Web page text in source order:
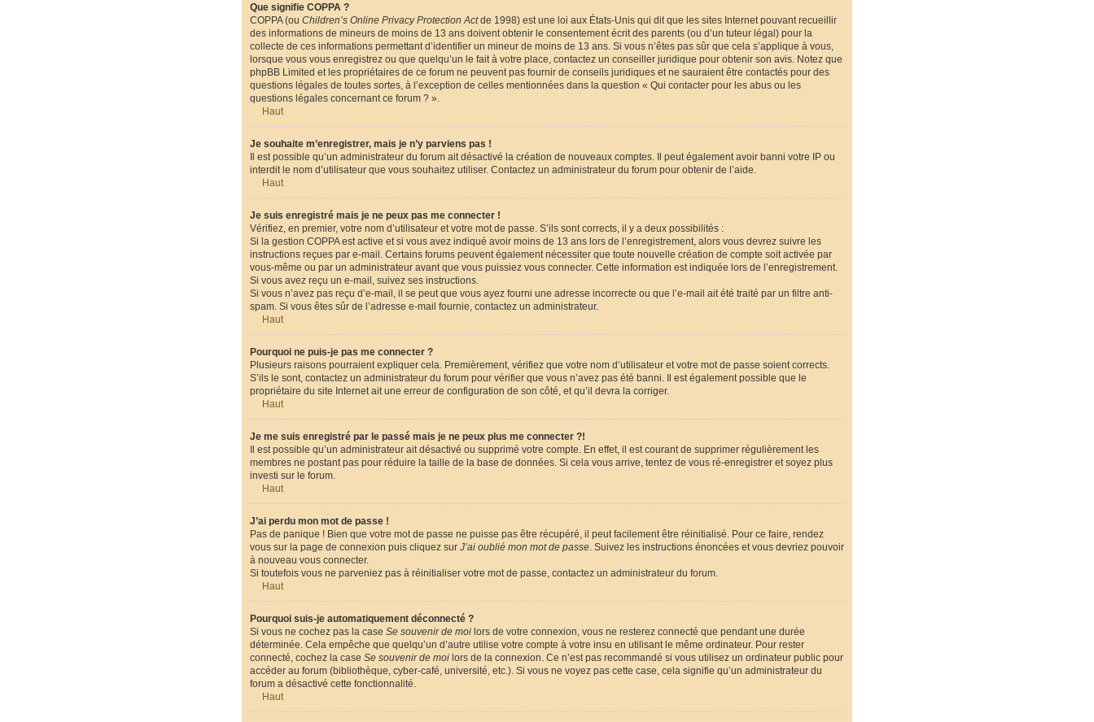
Que signifie COPPA ?
COPPA (ou Children’s Online Privacy Protection Actde 1998) est une loi aux États-Unis qui dit que les sites Internet pouvant recueillir
des informations de mineurs de moins de 13 ans doivent obtenir le consentement écrit des parents (ou d’un tuteur légal) pour la
collecte de ces informations permettant d’identifier un mineur de moins de 13 ans. Si vous n’êtes pas sûr que cela s’applique à vous,
lorsque vous vous enregistrez ou que quelqu’un le fait à votre place, contactez un conseiller juridique pour obtenir son avis. Notez que
phpBB Limited et les propriétaires de ce forum ne peuvent pas fournir de conseils juridiques et ne sauraient être contactés pour des
questions légales de toutes sortes, à l’exception de celles mentionnées dans la question « Qui contacter pour les abus ou les
questions légales concernant ce forum ? ».
Haut
Je souhaite m’enregistrer, mais je n’y parviens pas !
Il est possible qu’un administrateur du forum ait désactivé la création de nouveaux comptes. Il peut également avoir banni votre IP ou
interdit le nom d’utilisateur que vous souhaitez utiliser. Contactez un administrateur du forum pour obtenir de l’aide.
Haut
Je suis enregistré mais je ne peux pas me connecter !
Vérifiez, en premier, votre nom d’utilisateur et votre mot de passe. S’ils sont corrects, il y a deux possibilités :
Si la gestion COPPA est active et si vous avez indiqué avoir moins de 13 ans lors de l’enregistrement, alors vous devrez suivre les
instructions reçues par e-mail. Certains forums peuvent également nécessiter que toute nouvelle création de compte soit activée par
vous-même ou par un administrateur avant que vous puissiez vous connecter. Cette information est indiquée lors de l’enregistrement.
Si vous avez reçu un e-mail, suivez ses instructions.
Si vous n’avez pas reçu d’e-mail, il se peut que vous ayez fourni une adresse incorrecte ou que l’e-mail ait été traité par un filtre anti-
spam. Si vous êtes sûr de l’adresse e-mail fournie, contactez un administrateur.
Haut
Pourquoi ne puis-je pas me connecter ?
Plusieurs raisons pourraient expliquer cela. Premièrement, vérifiez que votre nom d’utilisateur et votre mot de passe soient corrects.
S’ils le sont, contactez un administrateur du forum pour vérifier que vous n’avez pas été banni. Il est également possible que le
propriétaire du site Internet ait une erreur de configuration de son côté, et qu’il devra la corriger.
Haut
Je me suis enregistré par le passé mais je ne peux plus me connecter ?!
Il est possible qu’un administrateur ait désactivé ou supprimé votre compte. En effet, il est courant de supprimer régulièrement les
membres ne postant pas pour réduire la taille de la base de données. Si cela vous arrive, tentez de vous ré-enregistrer et soyez plus
investi sur le forum.
Haut
J’ai perdu mon mot de passe !
Pas de panique ! Bien que votre mot de passe ne puisse pas être récupéré, il peut facilement être réinitialisé. Pour ce faire, rendez
vous sur la page de connexion puis cliquez sur J’ai oublié mon mot de passe . Suivez les instructions énoncées et vous devriez pouvoir
à nouveau vous connecter.
Si toutefois vous ne parveniez pas à réinitialiser votre mot de passe, contactez un administrateur du forum.
Haut
Pourquoi suis-je automatiquement déconnecté ?
Si vous ne cochez pas la case Se souvenir de moi lors de votre connexion, vous ne resterez connecté que pendant une durée
déterminée. Cela empêche que quelqu’un d’autre utilise votre compte à votre insu en utilisant le même ordinateur. Pour rester
connecté, cochez la case Se souvenir de moi lors de la connexion. Ce n’est pas recommandé si vous utilisez un ordinateur public pour
accéder au forum (bibliothèque, cyber-café, université, etc.). Si vous ne voyez pas cette case, cela signifie qu’un administrateur du
forum a désactivé cette fonctionnalité.
Haut